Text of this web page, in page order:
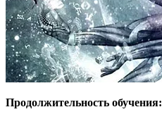
Продолжительность обучения: